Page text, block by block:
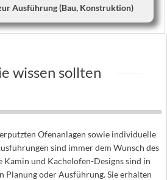
Ausführung (Bau, Konstruktion)
wissen sollten
Ofenanlagen sowie individuelle
sind immer dem Wunsch des
Kamin und Kachelofen-Designs sind in
Planung oder Ausführung. Sie erhalten